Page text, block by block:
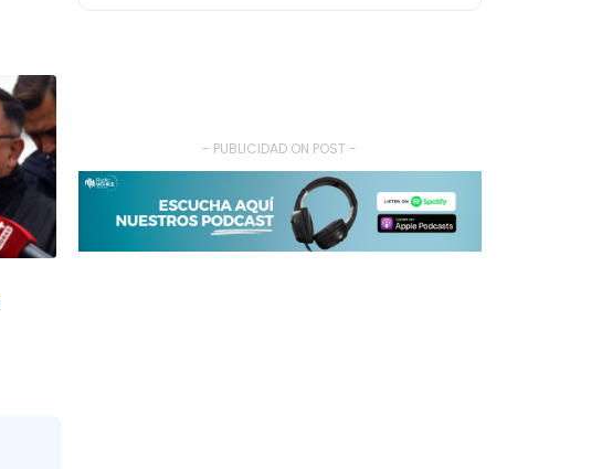
- PUBLICIDAD ON POST -